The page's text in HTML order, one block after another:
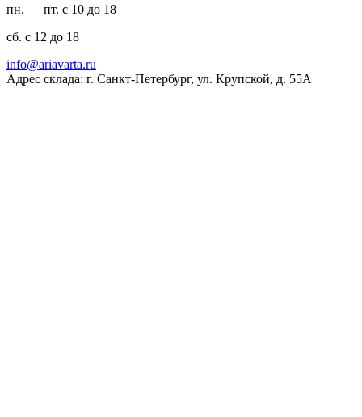
пн. — пт. с 10 до 18
сб. с 12 до 18
ur.atravaira@ofni
Адрес склада: г. Санкт-Петербург, ул. Крупской, д. 55А